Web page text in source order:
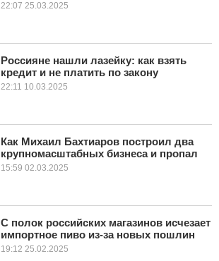
ЭГОИЗМ
БЛОГ
22:07 25.03.2025
Россияне нашли лазейку: как взять
кредит и не платить по закону
22:11 10.03.2025
Как Михаил Бахтиаров построил два
крупномасштабных бизнеса и пропал
15:59 02.03.2025
С полок российских магазинов исчезает
импортное пиво из-за новых пошлин
19:12 25.02.2025